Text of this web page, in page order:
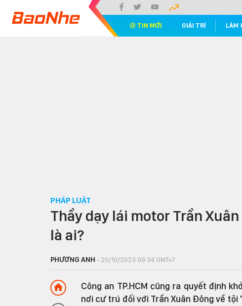
TIN MỚI GIẢI TRÍ LÀM
PHÁP LUẬT
Thầy dạy lái motor Trần
là ai?
PHƯƠNG ANH - 20/10/2023 09:34 GMT+7
Công an TP.HCM cũng ra quyết định
nơi cư trú đối với Trần Xuân Đông về